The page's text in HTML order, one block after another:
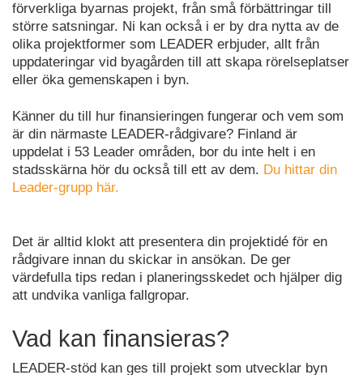
förverkliga byarnas projekt, från små förbättringar till
större satsningar. Ni kan också i er by dra nytta av de
olika projektformer som LEADER erbjuder, allt från
uppdateringar vid byagården till att skapa rörelseplatser
eller öka gemenskapen i byn.
Känner du till hur finansieringen fungerar och vem som
är din närmaste LEADER-rådgivare? Finland är
uppdelat i 53 Leader områden, bor du inte helt i en
stadsskärna hör du också till ett av dem. Du hittar din
Leader-grupp här.
Det är alltid klokt att presentera din projektidé för en
rådgivare innan du skickar in ansökan. De ger
värdefulla tips redan i planeringsskedet och hjälper dig
att undvika vanliga fallgropar.
Vad kan finansieras?
LEADER-stöd kan ges till projekt som utvecklar byn